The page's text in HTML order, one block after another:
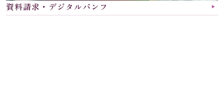
資料請求・デジタルパンフ ▶︎